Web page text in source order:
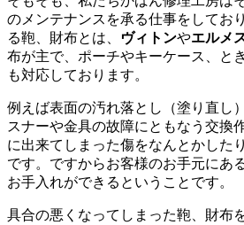
のメンテナンスを承る仕事をしてお
る鞄、財布とは、
ヴィトンやエルメ
布が主で、ポーチやキーケース、と
も対応しております。
例えば表面の汚れ落とし（塗り直し
スナーや金具の故障にともなう交換
に出来てしまった傷をなんとかした
です。ですからお客様のお手元にあ
お手入れができるということです。
具合の悪くなってしまった鞄、財布